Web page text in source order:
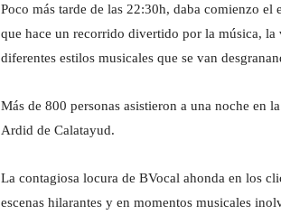
Poco más tarde de las 22:30h, daba comienzo
que hace un recorrido divertido por la música,
diferentes estilos musicales que se van
Más de 800 personas asistieron a una noche en
Ardid de Calatayud.
La contagiosa locura de BVocal ahonda en los
escenas hilarantes y en momentos musicales